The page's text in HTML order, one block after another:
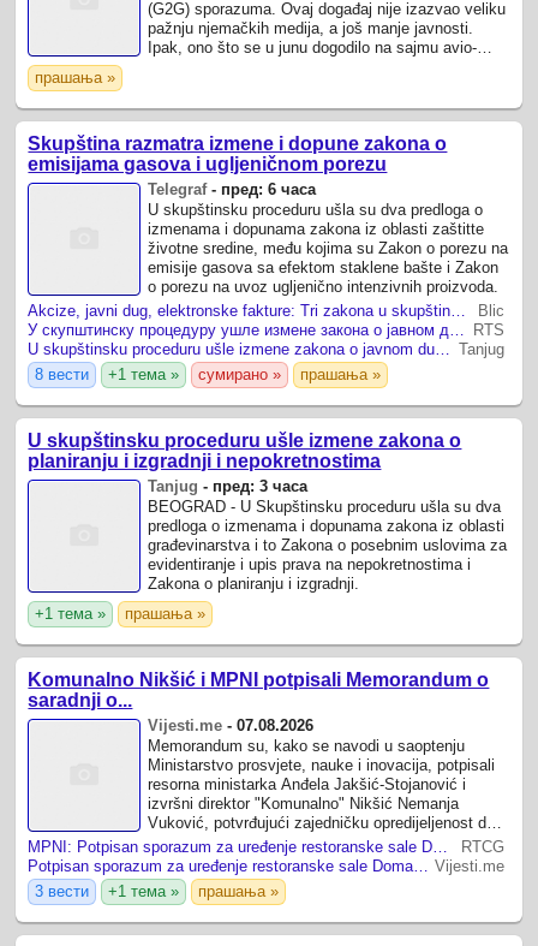
(G2G) sporazuma. Ovaj događaj nije izazvao veliku
pažnju njemačkih medija, a još manje javnosti.
Ipak, ono što se u junu dogodilo na sajmu avio-
прашања »
Skupština razmatra izmene i dopune zakona o
emisijama gasova i ugljeničnom porezu
Telegraf- пред: 6 часа
U skupštinsku proceduru ušla su dva predloga o
izmenama i dopunama zakona iz oblasti zaštitte
životne sredine, među kojima su Zakon o porezu na
emisije gasova sa efektom staklene bašte i Zakon
o porezu na uvoz ugljenično intenzivnih proizvoda.
Blic
RTS
Tanjug
8 вести
+1 тема » сумирано » прашања »
U skupštinsku proceduru ušle izmene zakona o
planiranju i izgradnji i nepokretnostima
Tanjug - пред: 3 часа
BEOGRAD - U Skupštinsku proceduru ušla su dva
predloga o izmenama i dopunama zakona iz oblasti
građevinarstva i to Zakona o posebnim uslovima za
evidentiranje i upis prava na nepokretnostima i
Zakona o planiranju i izgradnji.
+1 тема »
прашања »
Komunalno Nikšić i MPNI potpisali Memorandum o
saradnji o...
Vijesti.me -07.08.2026
Memorandum su, kako se navodi u saoptenju
Ministarstvo prosvjete, nauke i inovacija, potpisali
resorna ministarka Anđela Jakšić-Stojanović i
izvršni direktor "Komunalno" Nikšić Nemanja
Vuković, potvrđujući zajedničku opredijeljenost da
kroz partnerstvo realizuju projekte koji ...MPNI: Potpisan sporazum za uređenje restoranske sale Doma učenika i studenata u Baru
RTCG
Potpisan sporazum za uređenje restoranske sale Doma učenika i... Vijesti.me
3 вести
+1 тема » прашања »